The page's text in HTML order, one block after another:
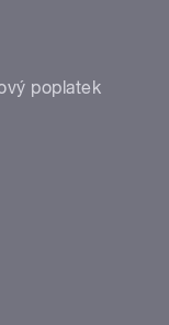
poplatek